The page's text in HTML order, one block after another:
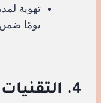
يومًا
4.